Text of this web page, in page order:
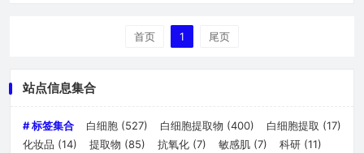
确保产品质量安全可靠。本文目录导读： 原材料采购与验收环
节白细胞提取工艺控制中间品检测成品质量控制储存与运输管理
首页 1 尾页
站点信息集合
# 标签集合 白细胞 (527) 白细胞提取物 (400) 白细胞提取 (17)
化妆品 (14) 提取物 (85) 抗氧化 (7) 敏感肌 (7) 科研 (11)